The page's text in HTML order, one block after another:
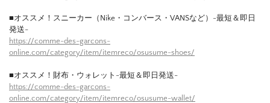
■オススメ！スニーカー（Nike・コンバース・VANSなど）-最短＆即日
発送-
https://comme-des-garcons-
online.com/category/item/itemreco/osusume-shoes/
■オススメ！財布・ウォレット-最短＆即日発送-
https://comme-des-garcons-
online.com/category/item/itemreco/osusume-wallet/